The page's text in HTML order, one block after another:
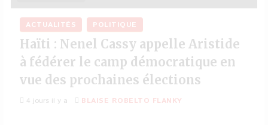
ACTUALITÉS POLITIQUE
Haïti : Nenel Cassy appelle Aristide
à fédérer le camp démocratique en
vue des prochaines élections
4 jours il y a BLAISE ROBELTO FLANKY